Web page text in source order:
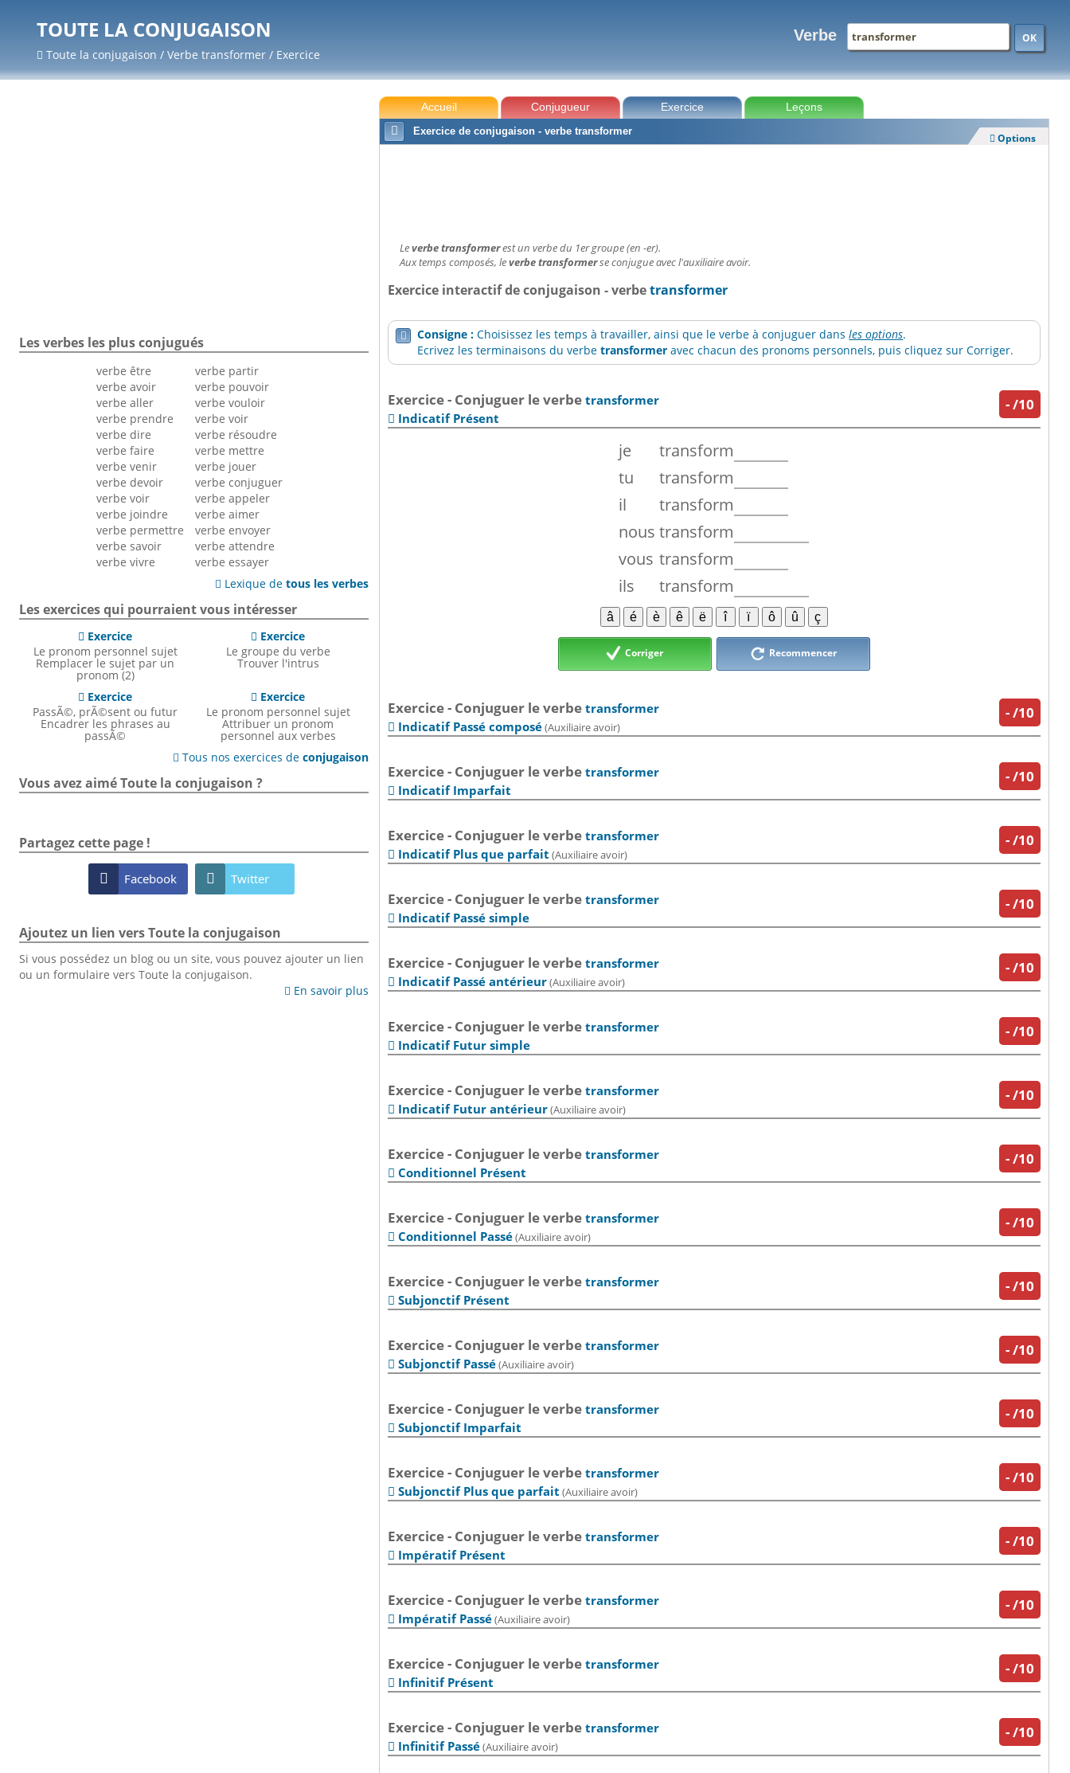
TOUTE LA CONJUGAISON
Toute la conjugaison / Verbe transformer / Exercice
Verbe OK
Accueil Conjugueur Exercice
Leçons

Exercice de conjugaison - verbe transformer
 Options
Leverbe transformerest un verbe du 1er groupe (en -er).
Aux temps composés, leverbe transformerse conjugue avec l'auxiliaire avoir.
Exercice interactif de conjugaison - verbetransformer
 Consigne :Choisissez les temps à travailler, ainsi que le verbe à conjuguer dansles options.
Ecrivez les terminaisons du verbetransformer avec chacun des pronoms personnels, puis cliquez sur Corriger.
-/10
Exercice - Conjuguer le verbetransformer
 Indicatif Présent
je
transform
tu
transform
il
transform
noustransform
vous transform
ils
transform
Corriger Recommencer
-/10
Exercice - Conjuguer le verbetransformer
 Indicatif Passé composé(Auxiliaire avoir)
-/10
Exercice - Conjuguer le verbetransformer
 Indicatif Imparfait
-/10
Exercice - Conjuguer le verbetransformer
 Indicatif Plus que parfait (Auxiliaire avoir)
-/10
Exercice - Conjuguer le verbetransformer
 Indicatif Passé simple
-/10
Exercice - Conjuguer le verbetransformer
 Indicatif Passé antérieur(Auxiliaire avoir)
-/10
Exercice - Conjuguer le verbetransformer
 Indicatif Futur simple
-/10
Exercice - Conjuguer le verbetransformer
 Indicatif Futur antérieur(Auxiliaire avoir)
-/10
Exercice - Conjuguer le verbetransformer
Conditionnel Présent
-/10
Exercice - Conjuguer le verbetransformer
Conditionnel Passé(Auxiliaire avoir)
-/10
Exercice - Conjuguer le verbetransformer
Subjonctif Présent
-/10
Exercice - Conjuguer le verbetransformer
Subjonctif Passé(Auxiliaire avoir)
-/10
Exercice - Conjuguer le verbetransformer
Subjonctif Imparfait
-/10
Exercice - Conjuguer le verbetransformer
Subjonctif Plus que parfait (Auxiliaire avoir)
-/10
Exercice - Conjuguer le verbetransformer
 Impératif Présent
-/10
Exercice - Conjuguer le verbetransformer
 Impératif Passé(Auxiliaire avoir)
-/10
Exercice - Conjuguer le verbetransformer
 Infinitif Présent
-/10
Exercice - Conjuguer le verbetransformer
 Infinitif Passé(Auxiliaire avoir)
Les verbes les plus conjugués
verbe être
verbe avoir
verbe aller
verbe prendre
verbe dire
verbe faire
verbe venir
verbe devoir
verbe voir
verbe joindre
verbe permettre
verbe savoir
verbe vivre
verbe partir
verbe pouvoir
verbe vouloir
verbe voir
verbe résoudre
verbe mettre
verbe jouer
verbe conjuguer
verbe appeler
verbe aimer
verbe envoyer
verbe attendre
verbe essayer
 Lexique detous les verbes
Les exercices qui pourraient vous intéresser
 Exercice
Le pronom personnel sujet
Remplacer le sujet par un
pronom (2)
 Exercice
Le groupe du verbe
Trouver l'intrus
 Exercice
PassÃ©, prÃ©sent ou futur
Encadrer les phrases au
passÃ©
 Exercice
Le pronom personnel sujet
Attribuer un pronom
personnel aux verbes
 Tous nos exercices deconjugaison
Vous avez aimé Toute la conjugaison ?
Partagez cette page !
 Facebook  Twitter
Ajoutez un lien vers Toute la conjugaison
Si vous possédez un blog ou un site, vous pouvez ajouter un lien
ou un formulaire vers Toute la conjugaison.
 En savoir plus